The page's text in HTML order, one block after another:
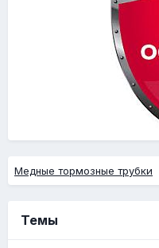
Медные тормозные трубки
Темы